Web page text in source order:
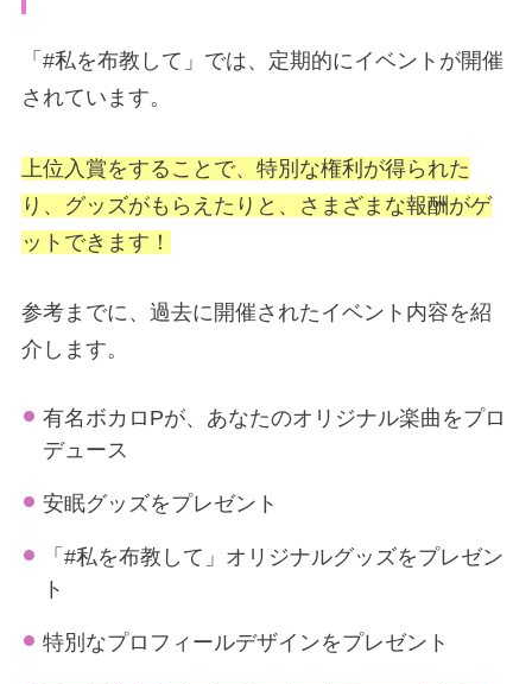
「#私を布教して」では、定期的にイベントが開催
されています。
上位入賞をすることで、特別な権利が得られた
り、グッズがもらえたり と、さまざまな報酬がゲ
ットできます！
参考までに、過去に開催されたイベント内容を紹
介します。
有名ボカロPが、あなたのオリジナル楽曲をプロ
デュース
安眠グッズをプレゼント
「#私を布教して」オリジナルグッズをプレゼン
ト
特別なプロフィールデザインをプレゼント